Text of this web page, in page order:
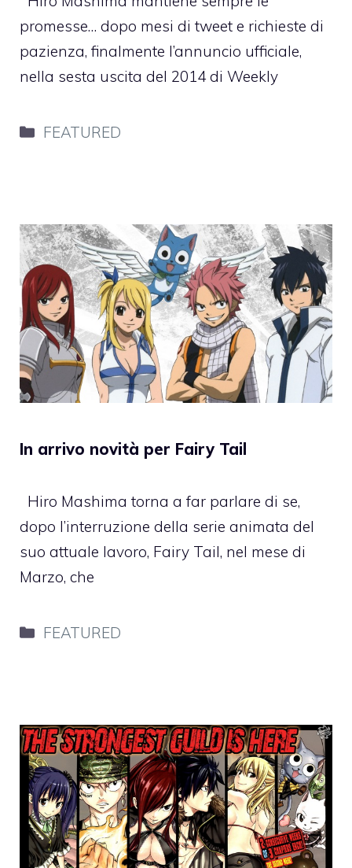
promesse… dopo mesi di tweet e richieste di
pazienza, finalmente l’annuncio ufficiale,
nella sesta uscita del 2014 di Weekly
Categorie
FEATURED
In arrivo novità per Fairy Tail
Hiro Mashima torna a far parlare di se,
dopo l’interruzione della serie animata del
suo attuale lavoro, Fairy Tail, nel mese di
Marzo, che
Categorie
FEATURED